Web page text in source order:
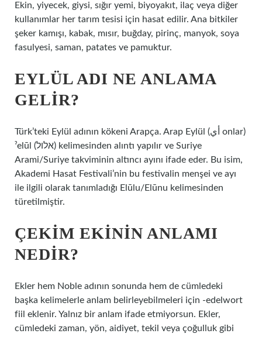
Ekin, yiyecek, giysi, sığır yemi, biyoyakıt, ilaç veya diğer
kullanımlar her tarım tesisi için hasat edilir. Ana bitkiler
şeker kamışı, kabak, mısır, buğday, pirinç, manyok, soya
fasulyesi, saman, patates ve pamuktur.
EYLÜL ADI NE ANLAMA
GELIR?
Türk’teki Eylül adının kökeni Arapça. Arap Eylül (أي onlar)
ˀelūl (אלול) kelimesinden alıntı yapılır ve Suriye
Arami/Suriye takviminin altıncı ayını ifade eder. Bu isim,
Akademi Hasat Festivali’nin bu festivalin menşei ve ayı
ile ilgili olarak tanımladığı Elūlu/Elūnu kelimesinden
türetilmiştir.
ÇEKIM EKININ ANLAMI
NEDIR?
Ekler hem Noble adının sonunda hem de cümledeki
başka kelimelerle anlam belirleyebilmeleri için -edelwort
fiil eklenir. Yalnız bir anlam ifade etmiyorsun. Ekler,
cümledeki zaman, yön, aidiyet, tekil veya çoğulluk gibi